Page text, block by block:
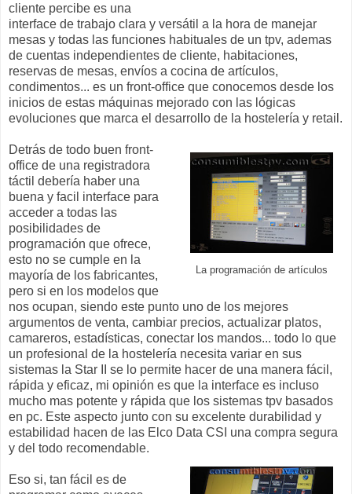
cliente percibe es una
interface de trabajo clara y versátil a la hora de manejar
mesas y todas las funciones habituales de un tpv, ademas
de cuentas independientes de cliente, habitaciones,
reservas de mesas, envíos a cocina de artículos,
condimentos... es un front-office que conocemos desde los
inicios de estas máquinas mejorado con las lógicas
evoluciones que marca el desarrollo de la hostelería y retail.
La programación de artículos
Detrás de todo buen front-
office de una registradora
táctil debería haber una
buena y facil interface para
acceder a todas las
posibilidades de
programación que ofrece,
esto no se cumple en la
mayoría de los fabricantes,
pero si en los modelos que
nos ocupan, siendo este punto uno de los mejores
argumentos de venta, cambiar precios, actualizar platos,
camareros, estadísticas, conectar los mandos... todo lo que
un profesional de la hostelería necesita variar en sus
sistemas la Star II se lo permite hacer de una manera fácil,
rápida y eficaz, mi opinión es que la interface es incluso
mucho mas potente y rápida que los sistemas tpv basados
en pc. Este aspecto junto con su excelente durabilidad y
estabilidad hacen de las Elco Data CSI una compra segura
y del todo recomendable.
Eso si, tan fácil es de